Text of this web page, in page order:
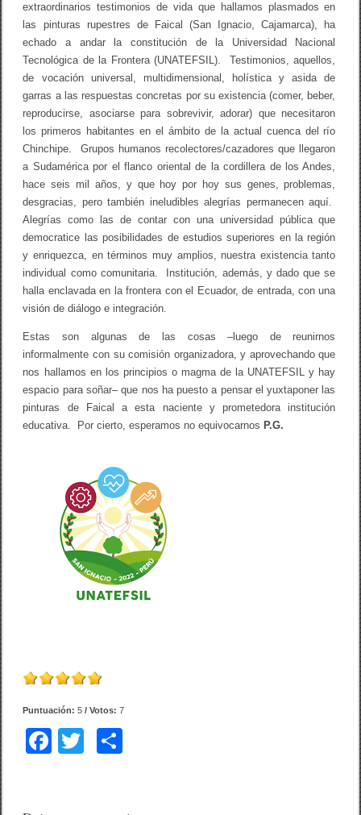
extraordinarios testimonios de vida que hallamos plasmados en
las pinturas rupestres de Faical (San Ignacio, Cajamarca), ha
echado a andar la constitución de la Universidad Nacional
Tecnológica de la Frontera (UNATEFSIL). Testimonios, aquellos,
de vocación universal, multidimensional, holística y asida de
garras a las respuestas concretas por su existencia (comer, beber,
reproducirse, asociarse para sobrevivir, adorar) que necesitaron
los primeros habitantes en el ámbito de la actual cuenca del río
Chinchipe. Grupos humanos recolectores/cazadores que llegaron
a Sudamérica por el flanco oriental de la cordillera de los Andes,
hace seis mil años, y que hoy por hoy sus genes, problemas,
desgracias, pero también ineludibles alegrías permanecen aquí.
Alegrías como las de contar con una universidad pública que
democratice las posibilidades de estudios superiores en la región
y enriquezca, en términos muy amplios, nuestra existencia tanto
individual como comunitaria. Institución, además, y dado que se
halla enclavada en la frontera con el Ecuador, de entrada, con una
visión de diálogo e integración.
Estas son algunas de las cosas –luego de reunirnos
informalmente con su comisión organizadora, y aprovechando que
nos hallamos en los principios o magma de la UNATEFSIL y hay
espacio para soñar– que nos ha puesto a pensar el yuxtaponer las
pinturas de Faical a esta naciente y prometedora institución
educativa. Por cierto, esperamos no equivocarnos P.G.
Puntuación:5 / Votos:7
F